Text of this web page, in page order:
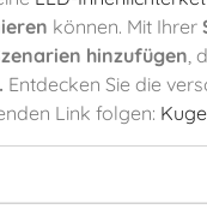
können. Mit Ihrer
hinzufügen,
Entdecken Sie die
Link folgen: